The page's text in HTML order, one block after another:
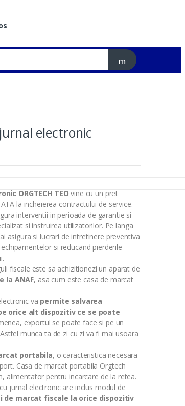
electronic
ORGTECH TEO vine cu un pret
la incheierea contractului de service.
interventii in perioada de garantie si
si instruirea utilizatorilor. Pe langa
asigura si lucrari de intretinere preventiva
si reducand pierderile
fiscale este sa achizitionezi un aparat de
la ANAF, asa cum este casa de marcat
va permite salvarea
orice alt dispozitiv ce se poate
exportul se poate face si pe un
munca ta de zi cu zi va fi mai usoara
portabila, o caracteristica necesara
Casa de marcat portabila Orgtech
alimentator pentru incarcare de la retea.
jurnal electronic are inclus modul de
de marcat fiscale la orice dispozitiv